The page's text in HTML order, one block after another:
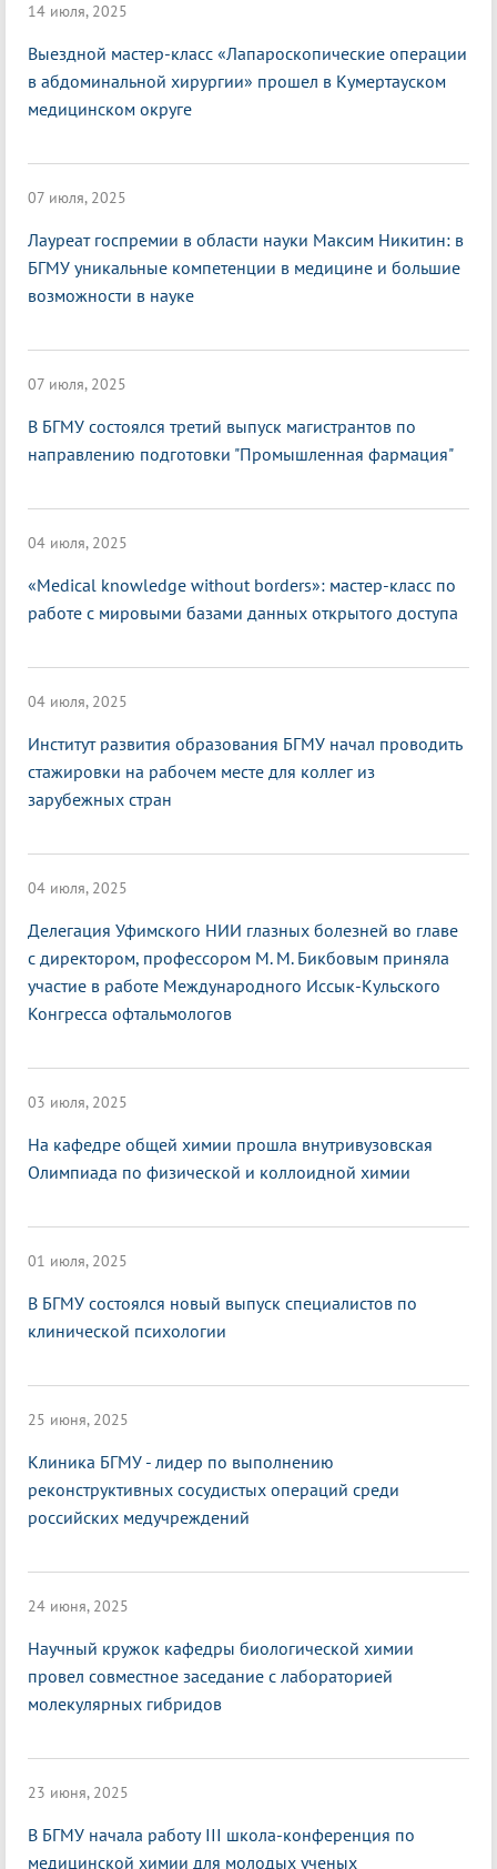
14 июля, 2025
Выездной мастер-класс «Лапароскопические операции
в абдоминальной хирургии» прошел в Кумертауском
медицинском округе
07 июля, 2025
Лауреат госпремии в области науки Максим Никитин: в
БГМУ уникальные компетенции в медицине и большие
возможности в науке
07 июля, 2025
В БГМУ состоялся третий выпуск магистрантов по
направлению подготовки "Промышленная фармация"
04 июля, 2025
«Medical knowledge without borders»: мастер-класс по
работе с мировыми базами данных открытого доступа
04 июля, 2025
Институт развития образования БГМУ начал проводить
стажировки на рабочем месте для коллег из
зарубежных стран
04 июля, 2025
Делегация Уфимского НИИ глазных болезней во главе
с директором, профессором М. М. Бикбовым приняла
участие в работе Международного Иссык-Кульского
Конгресса офтальмологов
03 июля, 2025
На кафедре общей химии прошла внутривузовская
Олимпиада по физической и коллоидной химии
01 июля, 2025
В БГМУ состоялся новый выпуск специалистов по
клинической психологии
25 июня, 2025
Клиника БГМУ - лидер по выполнению
реконструктивных сосудистых операций среди
российских медучреждений
24 июня, 2025
Научный кружок кафедры биологической химии
провел совместное заседание с лабораторией
молекулярных гибридов
23 июня, 2025
В БГМУ начала работу III школа-конференция по
медицинской химии для молодых ученых